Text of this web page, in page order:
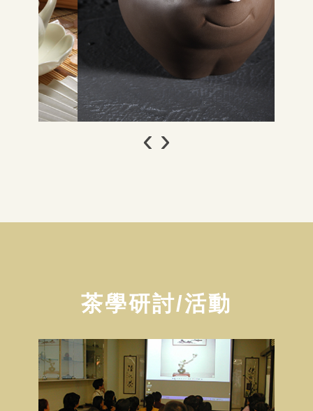
MORE
‹ ›
茶學研討/活動